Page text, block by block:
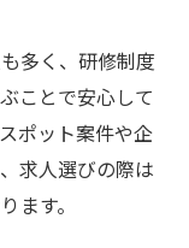
体的なステッ
業務の始め方
の計画と実践
多く、研修制度
ことで安心して
ポット案件や企
求人選びの際は
ます。